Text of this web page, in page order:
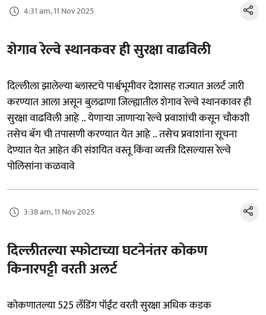
4:31 am, 11 Nov 2025
शेगाव रेल्वे स्थानकवर ही सुरक्षा वाढविली
दिल्लीला झालेल्या ब्लास्टचे पार्श्वभूमीवर देशासह राज्यात अलर्ट जारी
करण्यात आला असून बुलढाणा जिल्ह्यातील शेगाव रेल्वे स्थानकावर ही
सुरक्षा वाढविली आहे .. येणाऱ्या जाणाऱ्या रेल्वे प्रवाशांची कसून चौकशी
तसेच बॅग ची तपासणी करण्यात येत आहे .. तसेच प्रवाशांना सूचना
देण्यात येत आहेत की संशयित वस्तू किंवा व्यक्ती दिसल्यास रेल्वे
पोलिसांना कळवावे
3:38 am, 11 Nov 2025
दिल्लीतल्या स्फोटाच्या घटनेनंतर कोकण
किनारपट्टी वरती अलर्ट
कोकणातल्या 525 लँडिंग पॉईंट वरती सुरक्षा अधिक कडक